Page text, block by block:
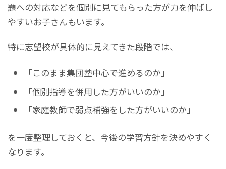
題への対応などを個別に見てもらった方が力を伸ばし
やすいお子さんもいます。
特に志望校が具体的に見えてきた段階では、
「このまま集団塾中心で進めるのか」
「個別指導を併用した方がいいのか」
「家庭教師で弱点補強をした方がいいのか」
を一度整理しておくと、今後の学習方針を決めやすく
なります。